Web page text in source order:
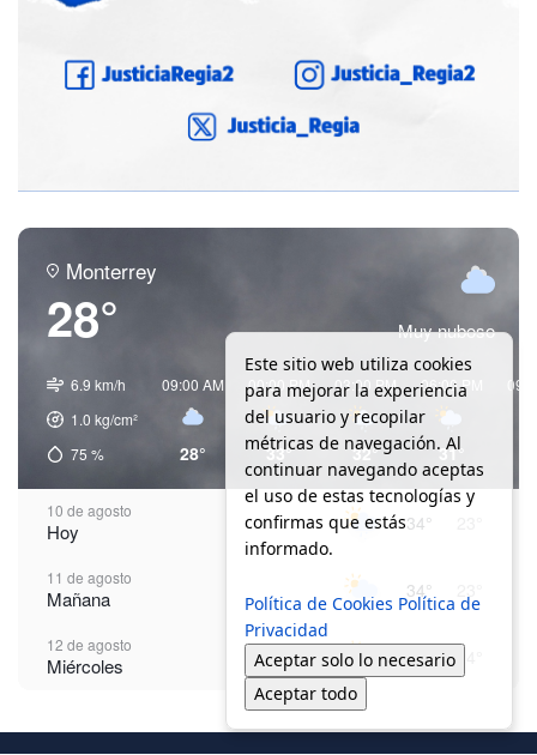
Monterrey
28° Muy nuboso
6.9 km/h
1.0 kg/cm²
75 %
09:00 AM
28°
00:00 PM
33°
03:00 PM
32°
06:00 PM
31°
10 de agosto
Hoy 34°
11 de agosto
Mañana 34°
12 de agosto
Miércoles 37°
Jueves 37° 24°
Este sitio web utiliza cookies
para mejorar la experiencia
del usuario y recopilar
métricas de navegación. Al
continuar navegando aceptas
el uso de estas tecnologías y
confirmas que estás
informado.
Política de Cookies Política de
Privacidad
Aceptar solo lo necesario
Aceptar todo